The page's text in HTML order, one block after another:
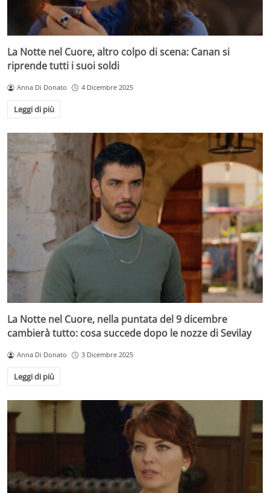
La Notte nel Cuore, altro colpo di scena: Canan si
riprende tutti i suoi soldi
Anna Di Donato 4 Dicembre 2025
Leggi di più
La Notte nel Cuore, nella puntata del 9 dicembre
cambierà tutto: cosa succede dopo le nozze di Sevilay
Anna Di Donato 3 Dicembre 2025
Leggi di più